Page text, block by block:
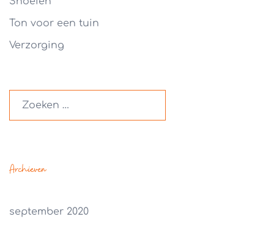
Ton voor een tuin
Verzorging
Archieven
september 2020